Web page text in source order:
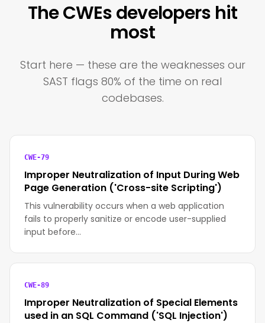
The CWEs developers hit
most
Start here — these are the weaknesses our
SAST flags 80% of the time on real
codebases.
CWE-79
Improper Neutralization of Input During Web
Page Generation ('Cross-site Scripting')
This vulnerability occurs when a web application
fails to properly sanitize or encode user-supplied
input before…
CWE-89
Improper Neutralization of Special Elements
used in an SQL Command ('SQL Injection')